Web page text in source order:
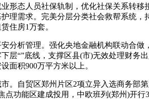
态人员社保轨制，优化社保关系转移
理需求。完美分层分类社会救帮系统
住房1万套。
析管理。强化央地金融机构联动合做
层“”底线，支撑区县(市)无效处理财务
面积900万平方米以上。
自贸区郑州片区2项立异入选商务部
功能区建成投用，中欧班列(郑州)开